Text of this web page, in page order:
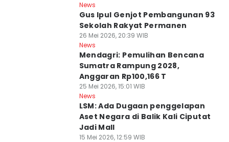
News
Gus Ipul Genjot Pembangunan 93
Sekolah Rakyat Permanen
26 Mei 2026, 20:39 WIB
News
Mendagri: Pemulihan Bencana
Sumatra Rampung 2028,
Anggaran Rp100,166 T
25 Mei 2026, 15:01 WIB
News
LSM: Ada Dugaan penggelapan
Aset Negara di Balik Kali Ciputat
Jadi Mall
15 Mei 2026, 12:59 WIB